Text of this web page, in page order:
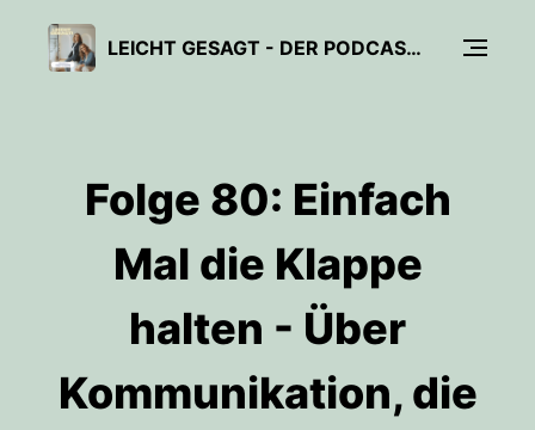
LEICHT GESAGT - DER PODCAST FÜR GUTE KOMMUNIKATION MIT NICOLE STAUDINGER
Folge 80: Einfach
Mal die Klappe
halten - Über
Kommunikation, die